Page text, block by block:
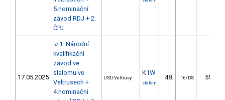
5.nominační
závod RDJ + 2.
ČPJ
17.05.2025
52 1. Národní
kvalifikační
závod ve
slalomu ve
Veltrusech +
4.nominační
USD Veltrusy
K1W
slalom
48. 16/DS 55.17